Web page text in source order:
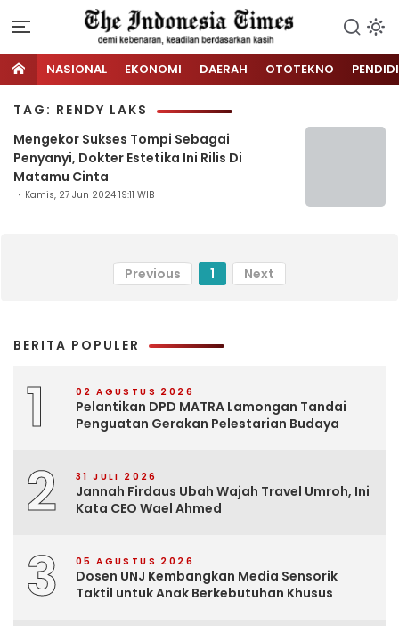
NASIONAL EKONOMI DAERAH OTOTEKNO
TAG: RENDY LAKS
Mengekor Sukses Tompi Sebagai
Penyanyi, Dokter Estetika Ini Rilis Di
Matamu Cinta
Kamis, 27 Jun 2024 19:11 WIB
Previous 1 Next
BERITA POPULER
1 02 AGUSTUS 2026
Pelantikan DPD MATRA Lamongan Tandai
Penguatan Gerakan Pelestarian Budaya
2 31 JULI 2026
Jannah Firdaus Ubah Wajah Travel Umroh, Ini
Kata CEO Wael Ahmed
3 05 AGUSTUS 2026
Dosen UNJ Kembangkan Media Sensorik
Taktil untuk Anak Berkebutuhan Khusus